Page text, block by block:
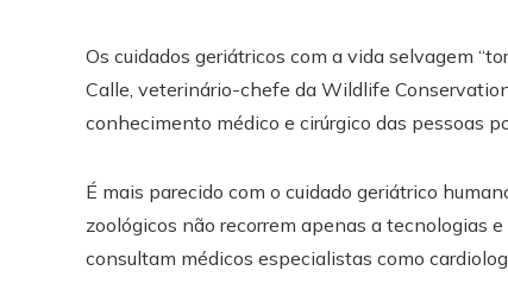
Os cuidados geriátricos com a vida selvagem
Calle, veterinário-chefe da Wildlife
conhecimento médico e cirúrgico das pessoas
É mais parecido com o cuidado geriátrico
zoológicos não recorrem apenas a tecnologias
consultam médicos especialistas como